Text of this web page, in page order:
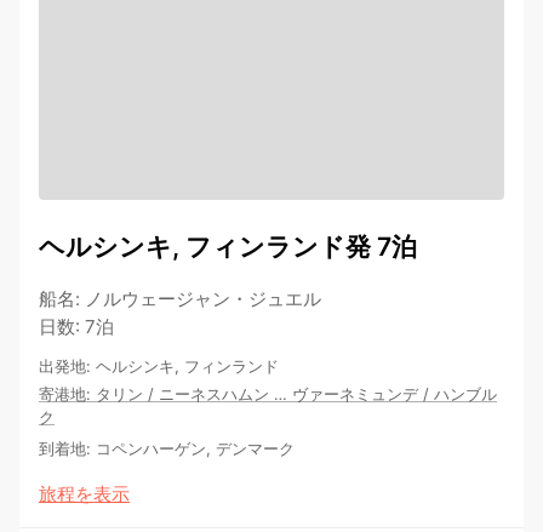
ヘルシンキ, フィンランド発 7泊
船名: ノルウェージャン・ジュエル
日数: 7泊
出発地: ヘルシンキ, フィンランド
寄港地: タリン / ニーネスハムン … ヴァーネミュンデ/ ハンブル
ク
到着地: コペンハーゲン, デンマーク
旅程を表示